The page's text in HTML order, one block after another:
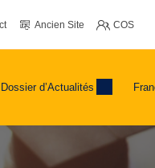
Ancien Site COS
Dossier d’Actualités